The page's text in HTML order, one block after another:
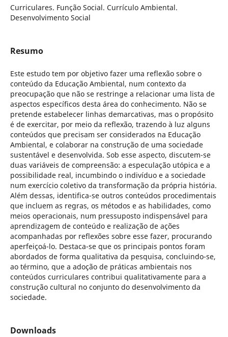
Curriculares. Função Social. Currículo Ambiental.
Desenvolvimento Social
Resumo
Este estudo tem por objetivo fazer uma reflexão sobre o
conteúdo da Educação Ambiental, num contexto da
preocupação que não se restringe a relacionar uma lista de
aspectos específicos desta área do conhecimento. Não se
pretende estabelecer linhas demarcativas, mas o propósito
é de exercitar, por meio da reflexão, trazendo à luz alguns
conteúdos que precisam ser considerados na Educação
Ambiental, e colaborar na construção de uma sociedade
sustentável e desenvolvida. Sob esse aspecto, discutem-se
duas variáveis de compreensão: a especulação utópica e a
possibilidade real, incumbindo o indivíduo e a sociedade
num exercício coletivo da transformação da própria história.
Além dessas, identifica-se outros conteúdos procedimentais
que incluem as regras, os métodos e as habilidades, como
meios operacionais, num pressuposto indispensável para
aprendizagem de conteúdo e realização de ações
acompanhadas por reflexões sobre esse fazer, procurando
aperfeiçoá-lo. Destaca-se que os principais pontos foram
abordados de forma qualitativa da pesquisa, concluindo-se,
ao término, que a adoção de práticas ambientais nos
conteúdos curriculares contribui qualitativamente para a
construção cultural no conjunto do desenvolvimento da
sociedade.
Downloads